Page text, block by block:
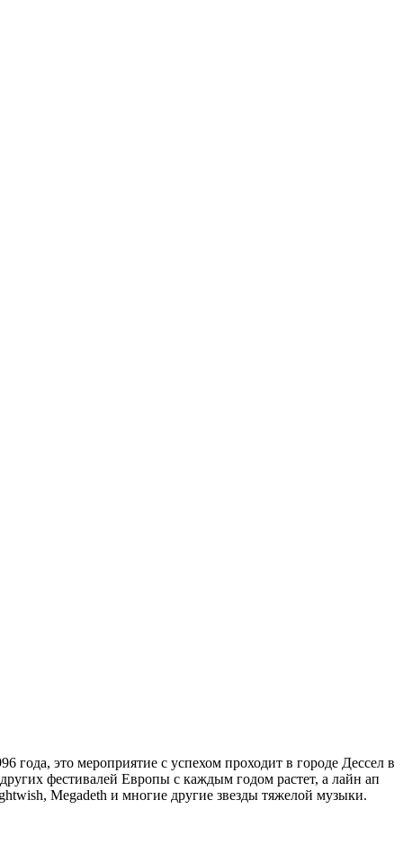
года, это мероприятие с успехом проходит в городе Дессел в
фестивалей Европы с каждым годом растет, а лайн ап
Megadeth и многие другие звезды тяжелой музыки.